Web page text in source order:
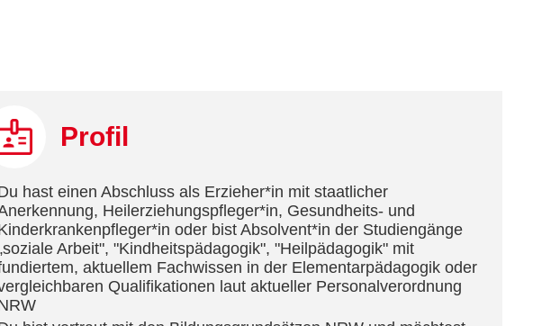
Profil
hast einen Abschluss als Erzieher*in mit staatlicher
Heilerziehungspfleger*in, Gesundheits- und
oder bist Absolvent*in der Studiengänge
Arbeit", "Kindheitspädagogik", "Heilpädagogik" mit
aktuellem Fachwissen in der Elementarpädagogik oder
Qualifikationen laut aktueller Personalverordnung